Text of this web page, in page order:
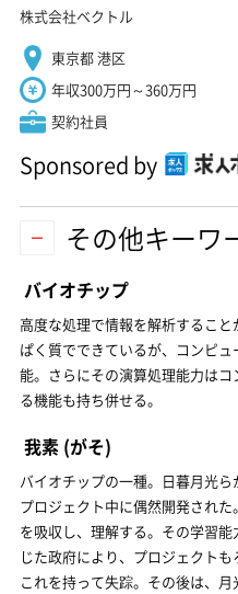
株式会社ベクトル
東京都 港区
年収300万円～360万円
契約社員
Sponsored by
その他キーワ
バイオチップ
高度な処理で情報を解析するこ
ぱく質でできているが、コンピ
能。さらにその演算処理能力は
る機能も持ち併せる。
我素 (がそ)
バイオチップの一種。日暮月光
プロジェクト中に偶然開発され
を吸収し、理解する。その学習
じた政府により、プロジェクト
これを持って失踪。その後は、